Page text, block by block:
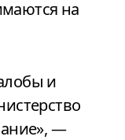
на
и
—